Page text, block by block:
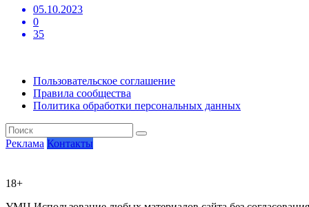
05.10.2023
0
35
Пользовательское соглашение
Правила сообщества
Политика обработки персональных данных
Реклама Контакты
18+